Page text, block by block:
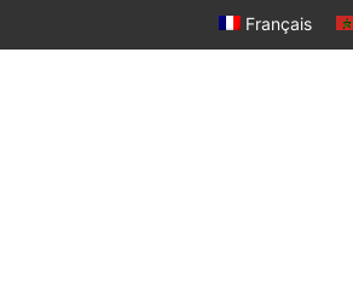
Français